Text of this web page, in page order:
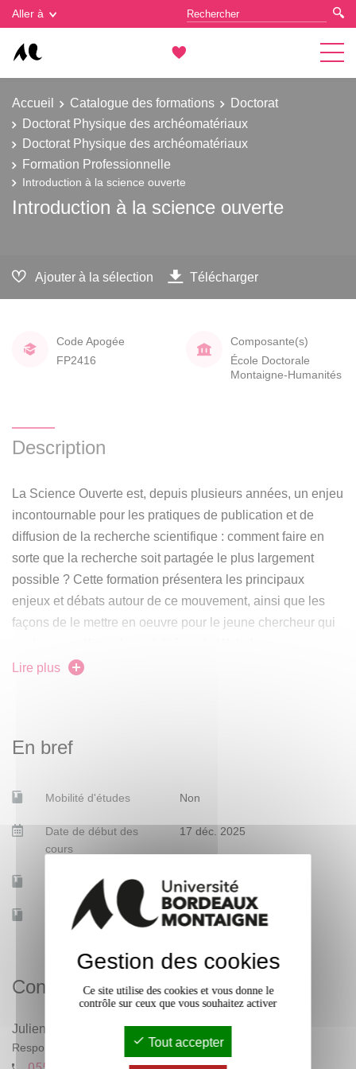
Aller à
Accueil Catalogue des formations
Doctorat
Doctorat Physique des archéomatériaux
Doctorat Physique des archéomatériaux
Formation Professionnelle
Introduction à la science ouverte
Introduction à la science ouverte
Ajouter à la sélection Télécharger
Code Apogée
FP2416
Composante(s)
École Doctorale
Montaigne-Humanités
Description
La Science Ouverte est, depuis plusieurs années, un enjeu
incontournable pour les pratiques de publication et de
diffusion de la recherche scientifique : comment faire en
sorte que la recherche soit partagée le plus largement
possible ? Cette formation présentera les principaux
enjeux et débats autour de ce mouvement, ainsi que les
façons de le mettre en oeuvre pour le jeune chercheur qui
passés et à venir
Lire plus
En bref
Mobilité d'études Non
Date de début des
cours
17 déc. 2025
Accessible à distance Non
Effectif 15
Contacts
Julien BAUDRY
Responsable pédagogique
Gestion des cookies
Gestion des cookies
Ce site utilise des cookies et vous donne le
contrôle sur ceux que vous souhaitez activer
Tout accepter